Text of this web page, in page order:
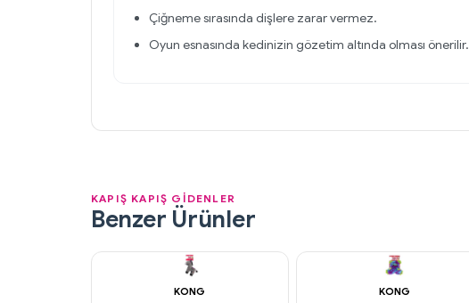
Çiğneme sırasında dişlere zarar vermez.
Oyun esnasında kedinizin gözetim altında olması önerilir.
KAPIŞ KAPIŞ GİDENLER
Benzer Ürünler
KONG KONG